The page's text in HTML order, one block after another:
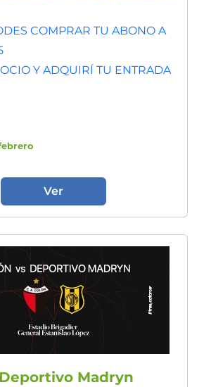
COMPRAR TU ABONO A
Y ADQUIRÍ TU ENTRADA
Ver
Madryn